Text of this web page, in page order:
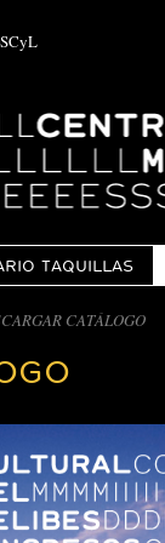
TAQUILLAS
CATÁLOGO